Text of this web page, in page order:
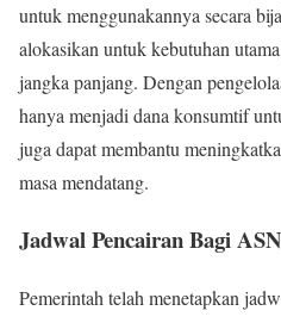
untuk menggunakannya secara
alokasikan untuk kebutuhan
jangka panjang. Dengan
hanya menjadi dana konsumtif
juga dapat membantu
masa mendatang.
Jadwal Pencairan Bagi ASN
Pemerintah telah menetapkan